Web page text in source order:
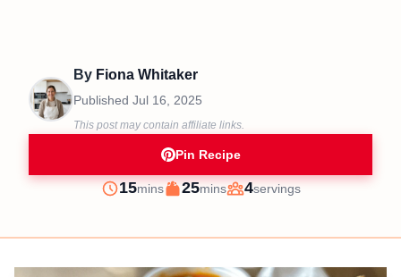
By Fiona Whitaker
Published Jul 16, 2025
This post may contain affiliate links.
Pin Recipe
Prep
15minutes
mins
Cook
25minutes
mins
Servings
4servings